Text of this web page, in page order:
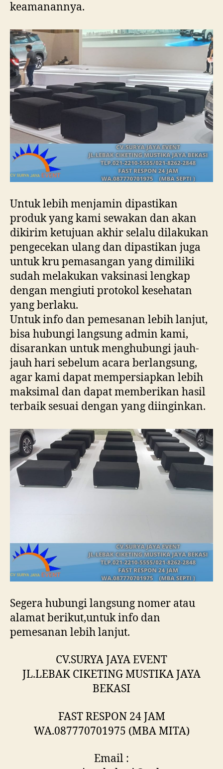
keamanannya.
Untuk lebih menjamin dipastikan
produk yang kami sewakan dan akan
dikirim ketujuan akhir selalu dilakukan
pengecekan ulang dan dipastikan juga
untuk kru pemasangan yang dimiliki
sudah melakukan vaksinasi lengkap
dengan mengiuti protokol kesehatan
yang berlaku.
Untuk info dan pemesanan lebih lanjut,
bisa hubungi langsung admin kami,
disarankan untuk menghubungi jauh-
jauh hari sebelum acara berlangsung,
agar kami dapat mempersiapkan lebih
maksimal dan dapat memberikan hasil
terbaik sesuai dengan yang diinginkan.
Segera hubungi langsung nomer atau
alamat berikut,untuk info dan
pemesanan lebih lanjut.
CV.SURYA JAYA EVENT
JL.LEBAK CIKETING MUSTIKA JAYA
BEKASI
FAST RESPON 24 JAM
WA.087770701975 (MBA MITA)
Email :